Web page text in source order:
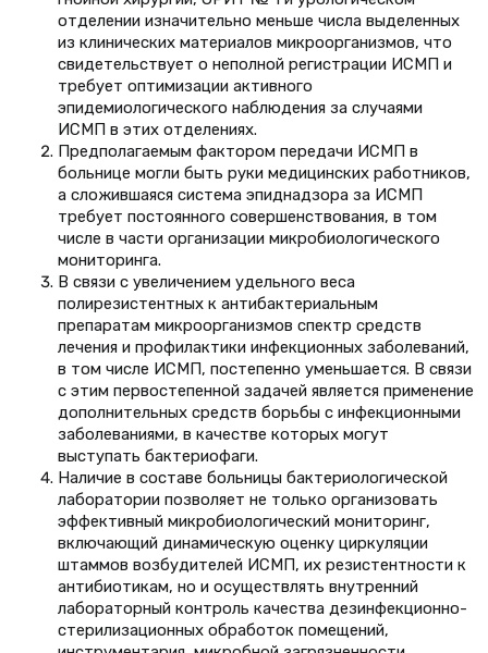
отделении изначительно меньше числа выделенных
из клинических материалов микроорганизмов, что
свидетельствует о неполной регистрации ИСМП и
требует оптимизации активного
эпидемиологического наблюдения за случаями
ИСМП в этих отделениях.
Предполагаемым фактором передачи ИСМП в
больнице могли быть руки медицинских работников,
а сложившаяся система эпиднадзора за ИСМП
требует постоянного совершенствования, в том
числе в части организации микробиологического
мониторинга.
В связи с увеличением удельного веса
полирезистентных к антибактериальным
препаратам микроорганизмов спектр средств
лечения и профилактики инфекционных заболеваний,
в том числе ИСМП, постепенно уменьшается. В связи
с этим первостепенной задачей является применение
дополнительных средств борьбы с инфекционными
заболеваниями, в качестве которых могут
выступать бактериофаги.
Наличие в составе больницы бактериологической
лаборатории позволяет не только организовать
эффективный микробиологический мониторинг,
включающий динамическую оценку циркуляции
штаммов возбудителей ИСМП, их резистентности к
антибиотикам, но и осуществлять внутренний
лабораторный контроль качества дезинфекционно-
стерилизационных обработок помещений,